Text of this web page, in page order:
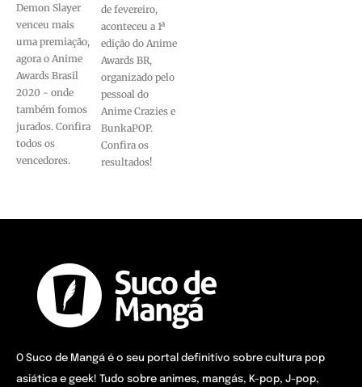
Demon Slayer
venceu mais
uma premiação,
agora o Anime
Awards Brasil
2020 - onde
também fomos
jurados. Confira
todos os
vencedores.
de fevereiro,
aconteceu a 1ª
edição do Anime
Awards BR,
organizado pelo
pessoal do
Anime Crazies e
BunkaPOP.
Confira os
resultados!
O Suco de Mangá é o seu portal definitivo sobre cultura pop
asiática e geek! Tudo sobre animes, mangás, K-pop, J-pop,